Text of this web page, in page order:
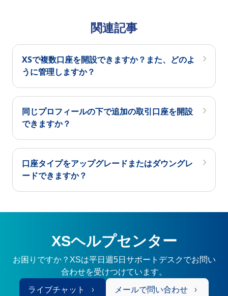
関連記事
XSで複数口座を開設できますか？また、どのよ
うに管理しますか？
同じプロフィールの下で追加の取引口座を開設
できますか？
口座タイプをアップグレードまたはダウングレ
ードできますか？
XSヘルプセンター
お困りですか？XSは平日週5日サポートデスクでお問い
合わせを受けつけています。
ライブチャット メールで問い合わせ